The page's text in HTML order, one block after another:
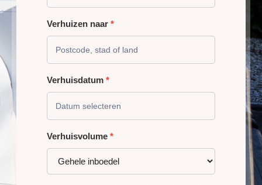
Verhuizen naar *
Verhuisdatum *
Verhuisvolume *